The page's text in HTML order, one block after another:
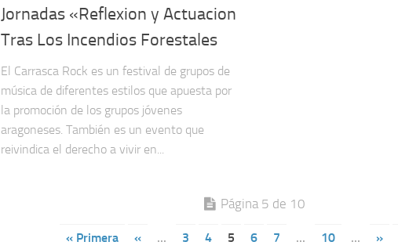
Jornadas «Reflexion y Actuacion
Tras Los Incendios Forestales
El Carrasca Rock es un festival de grupos de
música de diferentes estilos que apuesta por
la promoción de los grupos jóvenes
aragoneses. También es un evento que
reivindica el derecho a vivir en...
Página 5 de 10
« Primera « ... 3 4 5 6 7 ... 10 ... »